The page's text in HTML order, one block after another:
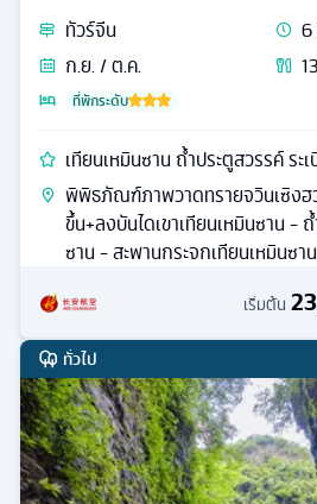
ทัวร์จีน 6
ก.ย. / ต.ค.
13
ที่พักระดับ
เทียนเหมินซาน ถ้ำประตูสวรรค์ ระ
พิพิธภัณฑ์ภาพวาดทรายจวินเซิงฮ
ขึ้น+ลงบันไดเขาเทียนเหมินซาน -
ซาน - สะพานกระจกเทียนเหมินซ
หมู่บ้านวัฒนธรรมสามผา - ล่องเ
ซานเสีย
เริ่มต้น
ทั่วไป